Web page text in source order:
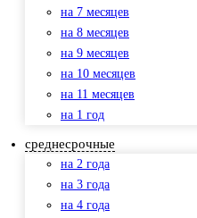
на 7 месяцев
на 8 месяцев
на 9 месяцев
на 10 месяцев
на 11 месяцев
на 1 год
среднесрочные
на 2 года
на 3 года
на 4 года